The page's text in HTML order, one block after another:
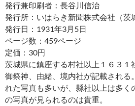
発行兼印刷者：長谷川信治
発行所：いはらき新聞株式会社（茨
発行日：1931年3月5日
ページ数：459ページ
定価：30円
茨城県に鎮座する村社以上１６３１
御祭神、由緒、境内社が記載される
れた写真も多いが、縣社以上は多く
の写真が見られるのは貴重。